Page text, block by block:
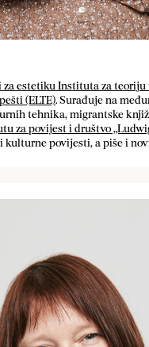
za estetiku Instituta za
(ELTE). Surađuje na
tehnika, migrantske
za povijest i društvo
povijesti, a piše i